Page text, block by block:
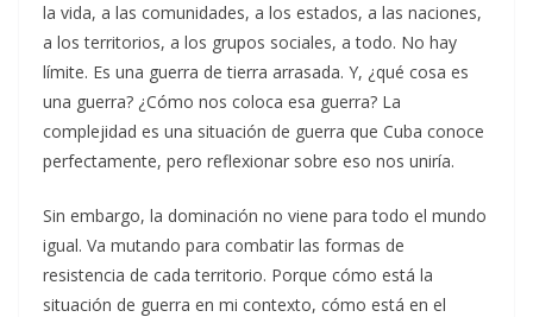
la vida, a las comunidades, a los estados, a las naciones,
a los territorios, a los grupos sociales, a todo. No hay
límite. Es una guerra de tierra arrasada. Y, ¿qué cosa es
una guerra? ¿Cómo nos coloca esa guerra? La
complejidad es una situación de guerra que Cuba conoce
perfectamente, pero reflexionar sobre eso nos uniría.
Sin embargo, la dominación no viene para todo el mundo
igual. Va mutando para combatir las formas de
resistencia de cada territorio. Porque cómo está la
situación de guerra en mi contexto, cómo está en el